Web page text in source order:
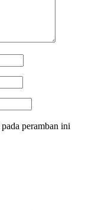
peramban ini